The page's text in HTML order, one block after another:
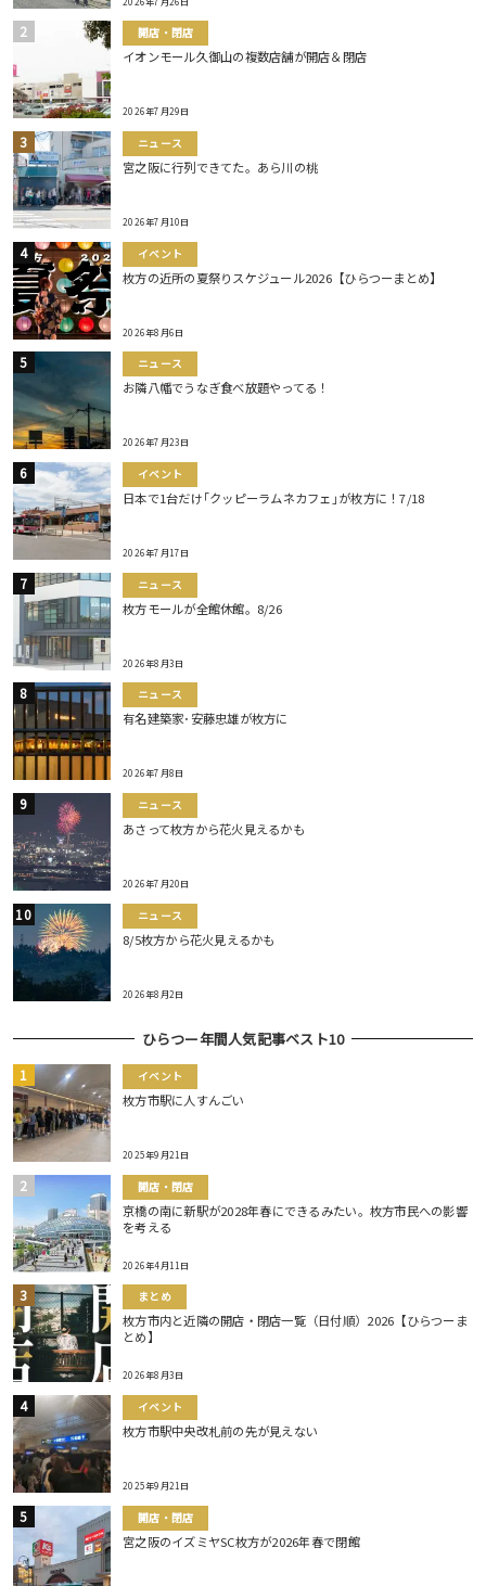
開店・閉店
イオンモール久御山の複数店舗が開店＆閉店
2026年7月29日
ニュース
宮之阪に行列できてた。あら川の桃
2026年7月10日
イベント
枚方の近所の夏祭りスケジュール2026【ひらつーまとめ】
2026年8月6日
ニュース
お隣八幡でうなぎ食べ放題やってる！
2026年7月23日
イベント
日本で1台だけ｢クッピーラムネカフェ｣が枚方に！7/18
2026年7月17日
ニュース
枚方モールが全館休館。8/26
2026年8月3日
ニュース
有名建築家･安藤忠雄が枚方に
2026年7月8日
ニュース
あさって枚方から花火見えるかも
2026年7月20日
ニュース
8/5枚方から花火見えるかも
2026年8月2日
ひらつー年間人気記事ベスト10
イベント
枚方市駅に人すんごい
2025年9月21日
開店・閉店
京橋の南に新駅が2028年春にできるみたい。枚方市民への影響
を考える
2026年4月11日
まとめ
枚方市内と近隣の開店・閉店一覧（日付順）2026【ひらつーま
とめ】
2026年8月3日
イベント
枚方市駅中央改札前の先が見えない
2025年9月21日
開店・閉店
宮之阪のイズミヤSC枚方が2026年春で閉館